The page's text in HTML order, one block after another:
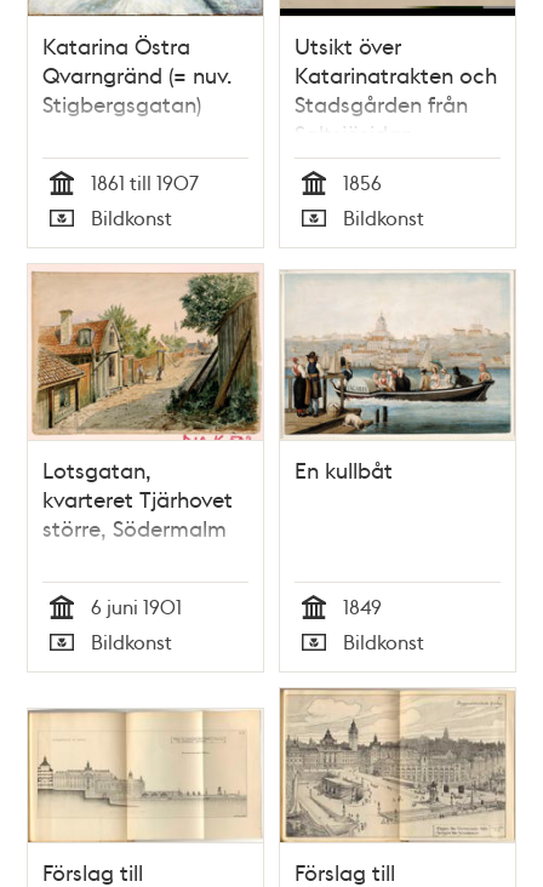
Katarina Östra
Qvarngränd (= nuv.
Stigbergsgatan)
Tid
1861 till 1907
Typ
Bildkonst
Utsikt över
Katarinatrakten och
Stadsgården från
Saltsjösidan
Tid
1856
Typ
Bildkonst
Lotsgatan,
kvarteret Tjärhovet
större, Södermalm
Tid
6 juni 1901
Typ
Bildkonst
En kullbåt
Tid
1849
Typ
Bildkonst
Förslag till
Förslag till